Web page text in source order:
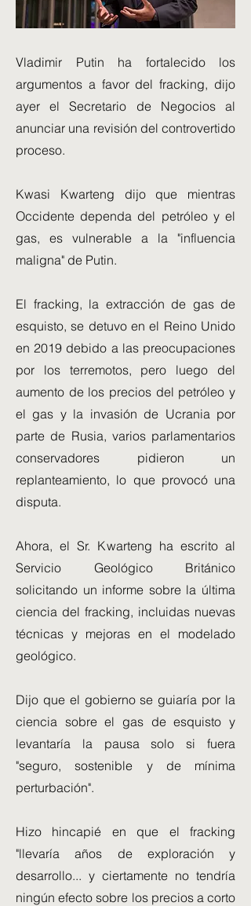
Vladimir Putin ha fortalecido los
argumentos a favor del fracking, dijo
ayer el Secretario de Negocios al
anunciar una revisión del controvertido
proceso.
Kwasi Kwarteng dijo que mientras
Occidente dependa del petróleo y el
gas, es vulnerable a la "influencia
maligna" de Putin.
El fracking, la extracción de gas de
esquisto, se detuvo en el Reino Unido
en 2019 debido a las preocupaciones
por los terremotos, pero luego del
aumento de los precios del petróleo y
el gas y la invasión de Ucrania por
parte de Rusia, varios parlamentarios
conservadores pidieron un
replanteamiento, lo que provocó una
disputa.
Ahora, el Sr. Kwarteng ha escrito al
Servicio Geológico Británico
solicitando un informe sobre la última
ciencia del fracking, incluidas nuevas
técnicas y mejoras en el modelado
geológico.
Dijo que el gobierno se guiaría por la
ciencia sobre el gas de esquisto y
levantaría la pausa solo si fuera
"seguro, sostenible y de mínima
perturbación".
Hizo hincapié en que el fracking
"llevaría años de exploración y
desarrollo... y ciertamente no tendría
ningún efecto sobre los precios a corto